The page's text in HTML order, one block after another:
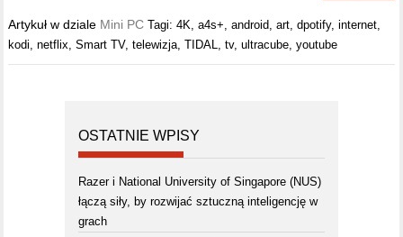
Artykuł w dziale Mini PC Tagi:4K,a4s+,android,art,dpotify,internet,
kodi,netflix,Smart TV,telewizja,TIDAL,tv,ultracube,youtube
OSTATNIE WPISY
Razer i National University of Singapore (NUS)
łączą siły, by rozwijać sztuczną inteligencję w
grach